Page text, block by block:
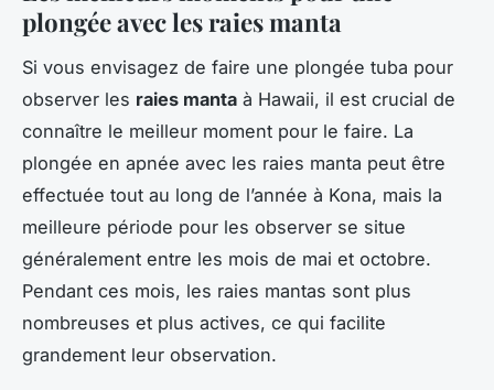
plongée avec les raies manta
Si vous envisagez de faire une plongée tuba pour
observer les raies manta à Hawaii, il est crucial de
connaître le meilleur moment pour le faire. La
plongée en apnée avec les raies manta peut être
effectuée tout au long de l’année à Kona, mais la
meilleure période pour les observer se situe
généralement entre les mois de mai et octobre.
Pendant ces mois, les raies mantas sont plus
nombreuses et plus actives, ce qui facilite
grandement leur observation.